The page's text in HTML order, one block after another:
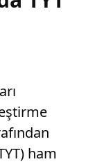
ham